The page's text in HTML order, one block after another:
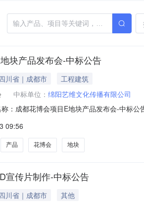
块产品发布会-中标公告
川省｜成都市
工程建筑
中标单位： 绵阳艺维文化传播有限公司
：成都花博会项目E地块产品发布会-中标
09:56
产品 花博会 地块
宣传片制作-中标公告
川省｜成都市
其他